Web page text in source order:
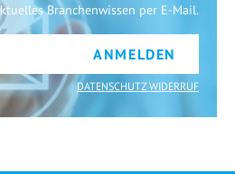
Branchenwissen per E-Mail.
ANMELDEN
DATENSCHUTZ WIDERRUF